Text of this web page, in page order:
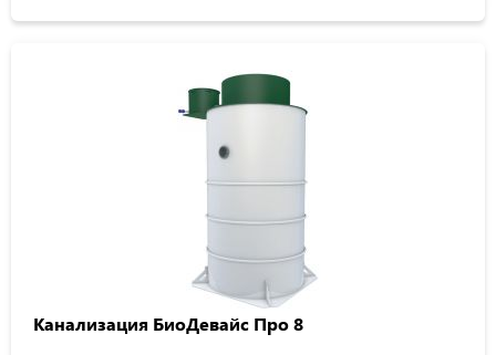
Канализация БиоДевайс Про 8